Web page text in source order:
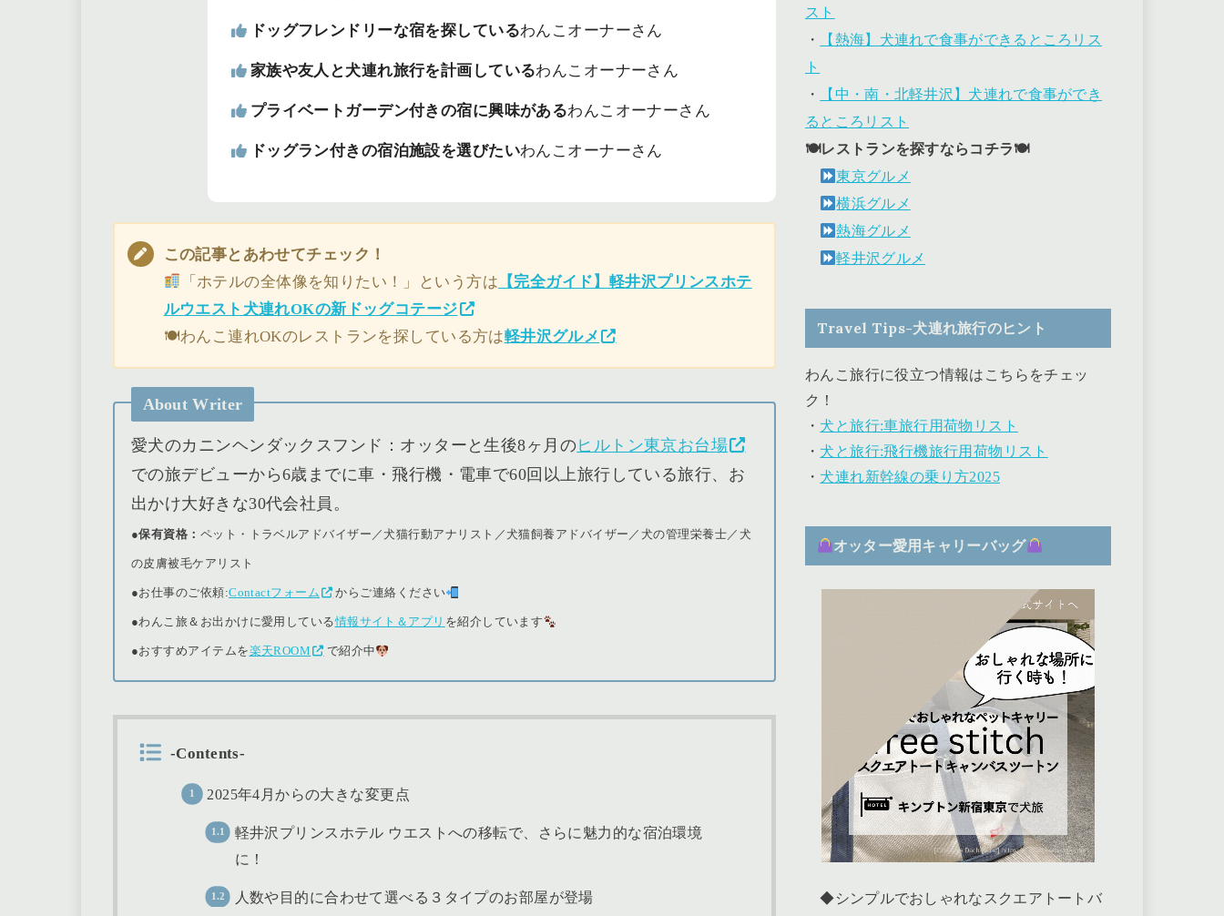
ドッグフレンドリーな宿を探しているわんこオーナーさん
家族や友人と犬連れ旅行を計画しているわんこオーナーさん
プライベートガーデン付きの宿に興味があるわんこオーナーさん
ドッグラン付きの宿泊施設を選びたいわんこオーナーさん
この記事とあわせてチェック！
「ホテルの全体像を知りたい！」という方は 【完全ガイド】軽井沢プリンスホテ
ルウエスト犬連れOKの新ドッグコテージ
🍽わんこ連れOKのレストランを探している方は軽井沢グルメ
About Writer
愛犬のカニンヘンダックスフンド：オッターと生後8ヶ月のヒルトン東京お台場
での旅デビューから6歳までに車・飛行機・電車で60回以上旅行している旅行、お
出かけ大好きな30代会社員。
●保有資格： ペット・トラベルアドバイザー／犬猫行動アナリスト／犬猫飼養アドバイザー／犬の管理栄養士／犬
の皮膚被毛ケアリスト
●お仕事のご依頼:Contactフォーム からご連絡ください
●わんこ旅＆お出かけに愛用している情報サイト＆アプリ を紹介しています
●おすすめアイテムを楽天ROOM で紹介中
-Contents-
2025年4月からの大きな変更点
軽井沢プリンスホテル ウエストへの移転で、さらに魅力的な宿泊環境
に！
人数や目的に合わせて選べる３タイプのお部屋が登場
スト
・
【熱海】犬連れで食事ができるところリス
ト
・
【中・南・北軽井沢】犬連れで食事ができ
るところリスト
🍽レストランを探すならコチラ🍽
東京グルメ
横浜グルメ
熱海グルメ
軽井沢グルメ
Travel Tips-犬連れ旅行のヒント
わんこ旅行に役立つ情報はこちらをチェッ
ク！
・ 犬と旅行:車旅行用荷物リスト
・ 犬と旅行:飛行機旅行用荷物リスト
・ 犬連れ新幹線の乗り方2025
オッター愛用キャリーバッグ
◆シンプルでおしゃれなスクエアトートバ